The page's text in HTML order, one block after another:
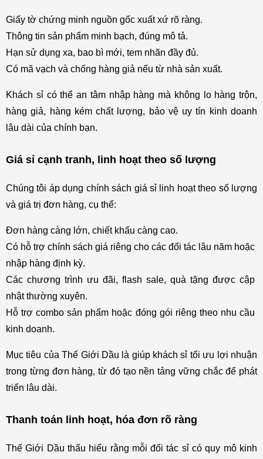
Giấy tờ chứng minh nguồn gốc xuất xứ rõ ràng.
Thông tin sản phẩm minh bạch, đúng mô tả.
Hạn sử dụng xa, bao bì mới, tem nhãn đầy đủ.
Có mã vạch và chống hàng giả nếu từ nhà sản xuất.
Khách sỉ có thể an tâm nhập hàng mà không lo hàng trộn,
hàng giả, hàng kém chất lượng, bảo vệ uy tín kinh doanh
lâu dài của chính bạn.
Giá sỉ cạnh tranh, linh hoạt theo số lượng
Chúng tôi áp dụng chính sách giá sỉ linh hoạt theo số lượng
và giá trị đơn hàng, cụ thể:
Đơn hàng càng lớn, chiết khấu càng cao.
Có hỗ trợ chính sách giá riêng cho các đối tác lâu năm hoặc
nhập hàng định kỳ.
Các chương trình ưu đãi, flash sale, quà tặng được cập
nhật thường xuyên.
Hỗ trợ combo sản phẩm hoặc đóng gói riêng theo nhu cầu
kinh doanh.
Mục tiêu của Thế Giới Dầu là giúp khách sỉ tối ưu lợi nhuận
trong từng đơn hàng, từ đó tạo nền tảng vững chắc để phát
triển lâu dài.
Thanh toán linh hoạt, hóa đơn rõ ràng
Thế Giới Dầu thấu hiểu rằng mỗi đối tác sỉ có quy mô kinh